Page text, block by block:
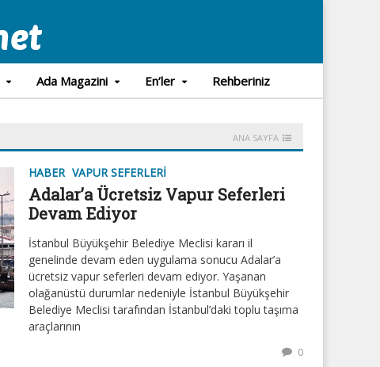
Ada Magazini En’ler Rehberiniz
ANA SAYFA
HABER VAPUR SEFERLERI
Adalar’a Ücretsiz Vapur Seferleri
Devam Ediyor
İstanbul Büyükşehir Belediye Meclisi kararı il
genelinde devam eden uygulama sonucu Adalar’a
ücretsiz vapur seferleri devam ediyor. Yaşanan
olağanüstü durumlar nedeniyle İstanbul Büyükşehir
Belediye Meclisi tarafından İstanbul’daki toplu taşıma
araçlarının
0